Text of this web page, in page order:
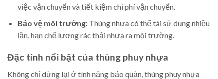
việc vận chuyển và tiết kiệm chi phí vận chuyển.
Bảo vệ môi trường:Thùng nhựa có thể tái sử dụng nhiều
lần, hạn chế lượng rác thải nhựa ra môi trường.
Đặc tính nổi bật của thùng phuy nhựa
Không chỉ dừng lại ở tính năng bảo quản, thùng phuy nhựa